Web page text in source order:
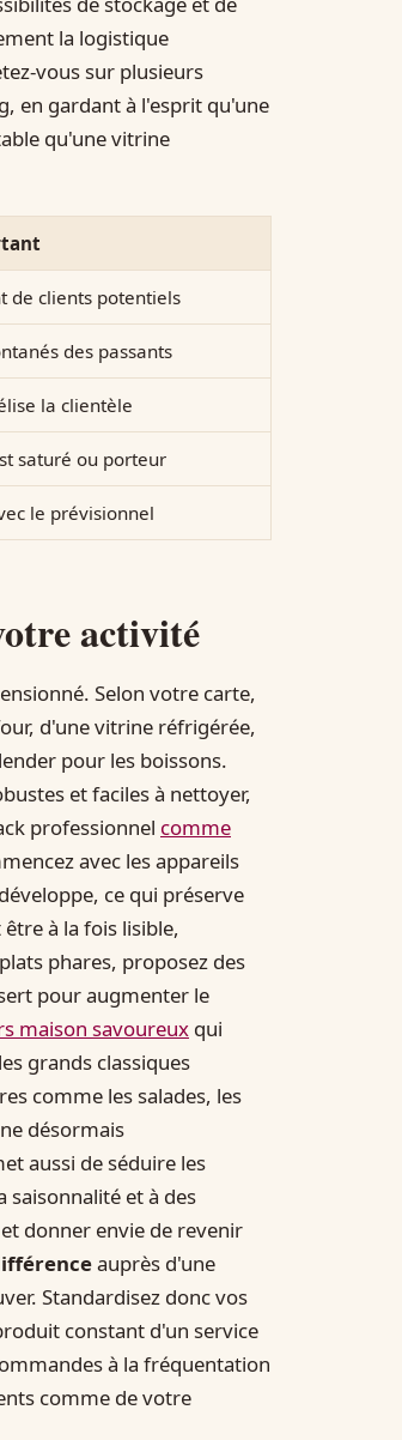
la logistique
vous sur plusieurs
en gardant à l'esprit qu'une
qu'une vitrine
de clients potentiels
des passants
la clientèle
saturé ou porteur
le prévisionnel
activité
Selon votre carte,
d'une vitrine réfrigérée,
pour les boissons.
et faciles à nettoyer,
professionnel comme
avec les appareils
ce qui préserve
à la fois lisible,
phares, proposez des
pour augmenter le
maison savoureux qui
grands classiques
comme les salades, les
désormais
aussi de séduire les
saisonnalité et à des
donner envie de revenir
auprès d'une
Standardisez donc vos
constant d'un service
à la fréquentation
comme de votre